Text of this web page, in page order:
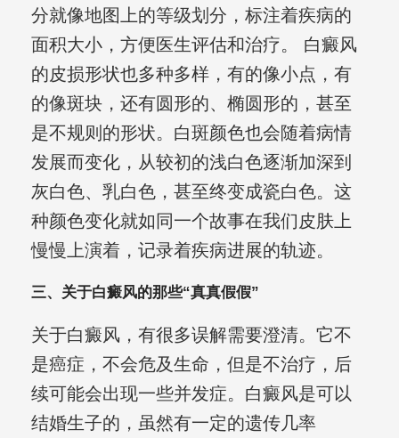
分就像地图上的等级划分，标注着疾病的
面积大小，方便医生评估和治疗。 白癜风
的皮损形状也多种多样，有的像小点，有
的像斑块，还有圆形的、椭圆形的，甚至
是不规则的形状。白斑颜色也会随着病情
发展而变化，从较初的浅白色逐渐加深到
灰白色、乳白色，甚至终变成瓷白色。这
种颜色变化就如同一个故事在我们皮肤上
慢慢上演着，记录着疾病进展的轨迹。
三、关于白癜风的那些“真真假假”
关于白癜风，有很多误解需要澄清。它不
是癌症，不会危及生命，但是不治疗，后
续可能会出现一些并发症。白癜风是可以
结婚生子的，虽然有一定的遗传几率